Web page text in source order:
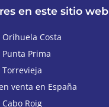
en este sitio web
Orihuela Costa
Prima
Torrevieja
venta en España
Roig